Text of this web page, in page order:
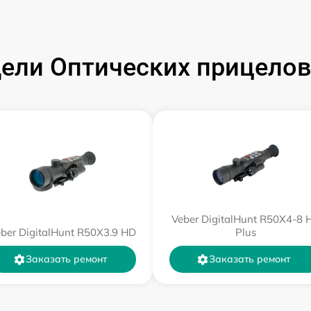
от 60 мин
от 60 мин
от 60 мин
Оптических
DigitalHunt R50X3.9 HD
Заказать ремонт
Veber DigitalHunt R50X4-8
Plus
Заказать ремонт